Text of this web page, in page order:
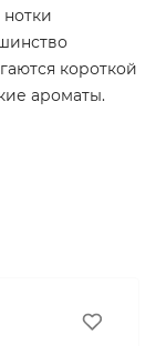
короткой
ароматы.